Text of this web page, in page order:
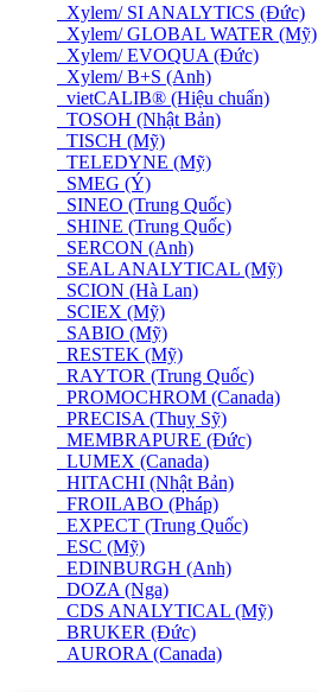
Xylem/ SI ANALYTICS (Đức)
Xylem/ GLOBAL WATER (Mỹ)
Xylem/ EVOQUA (Đức)
Xylem/ B+S (Anh)
vietCALIB® (Hiệu chuẩn)
TOSOH (Nhật Bản)
TISCH (Mỹ)
TELEDYNE (Mỹ)
SMEG (Ý)
SINEO (Trung Quốc)
SHINE (Trung Quốc)
SERCON (Anh)
SEAL ANALYTICAL (Mỹ)
SCION (Hà Lan)
SCIEX (Mỹ)
SABIO (Mỹ)
RESTEK (Mỹ)
RAYTOR (Trung Quốc)
PROMOCHROM (Canada)
PRECISA (Thuỵ Sỹ)
MEMBRAPURE (Đức)
LUMEX (Canada)
HITACHI (Nhật Bản)
FROILABO (Pháp)
EXPECT (Trung Quốc)
ESC (Mỹ)
EDINBURGH (Anh)
DOZA (Nga)
CDS ANALYTICAL (Mỹ)
BRUKER (Đức)
AURORA (Canada)